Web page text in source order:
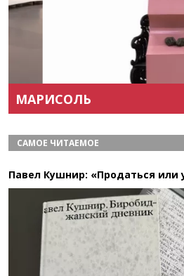
МАРИСОЛЬ
САМОЕ ЧИТАЕМОЕ
Павел Кушнир: «Продаться или